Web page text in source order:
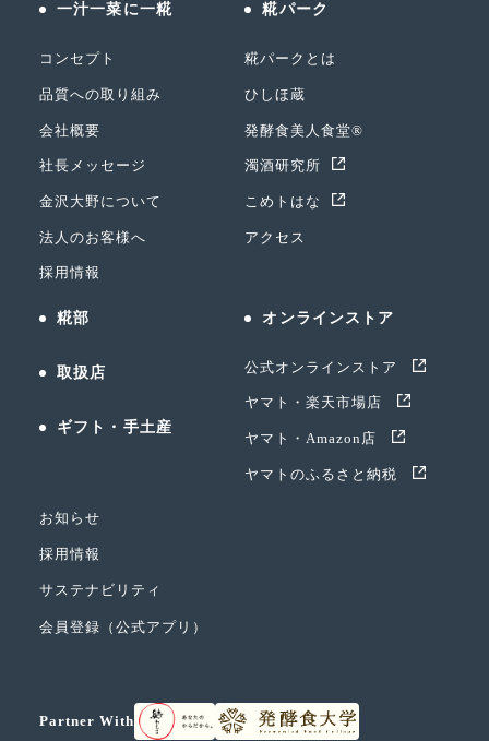
一汁一菜に一糀
コンセプト
品質への取り組み
会社概要
社長メッセージ
金沢大野について
法人のお客様へ
採用情報
糀パーク
糀パークとは
ひしほ蔵
発酵食美人食堂®
濁酒研究所
こめトはな
アクセス
糀部
取扱店
ギフト・手土産
オンラインストア
公式オンラインストア
ヤマト・楽天市場店
ヤマト・Amazon店
ヤマトのふるさと納税
お知らせ
採用情報
サステナビリティ
会員登録（公式アプリ）
Partner With